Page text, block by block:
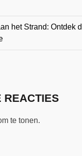
het Strand: Ontdek
REACTIES
te tonen.